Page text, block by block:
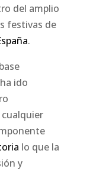
del amplio
festivas de
.
ido
lo que la
y